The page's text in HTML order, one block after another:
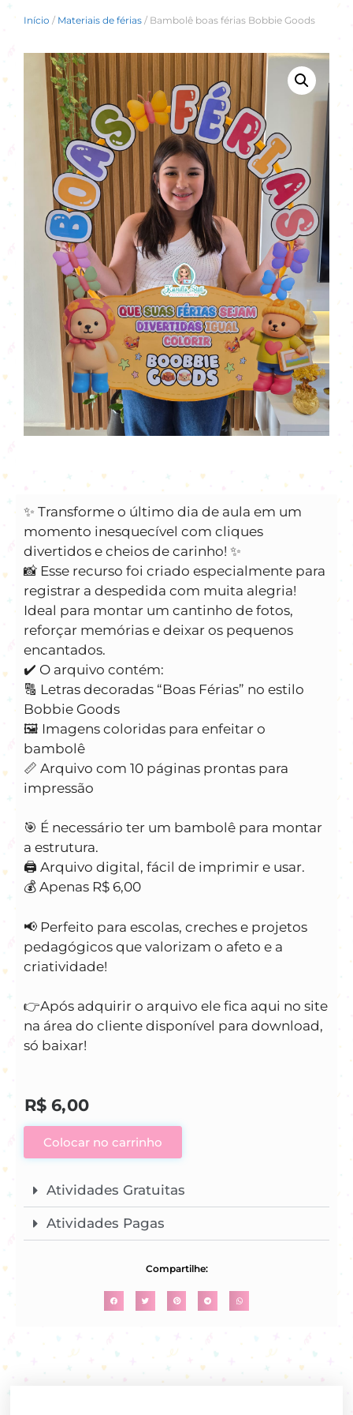
Início / Materiais de férias / Bambolê boas férias Bobbie Goods
✨ Transforme o último dia de aula em um
momento inesquecível com cliques
divertidos e cheios de carinho! ✨
📸 Esse recurso foi criado especialmente para
registrar a despedida com muita alegria!
Ideal para montar um cantinho de fotos,
reforçar memórias e deixar os pequenos
encantados.
✔️ O arquivo contém:
🔠 Letras decoradas “Boas Férias” no estilo
Bobbie Goods
🖼️ Imagens coloridas para enfeitar o
bambolê
📏 Arquivo com 10 páginas prontas para
impressão
🎯 É necessário ter um bambolê para montar
a estrutura.
🖨️ Arquivo digital, fácil de imprimir e usar.
💰 Apenas R$ 6,00
📢 Perfeito para escolas, creches e projetos
pedagógicos que valorizam o afeto e a
criatividade!
👉Após adquirir o arquivo ele fica aqui no site
na área do cliente disponível para download,
só baixar!
R$ 6,00
Colocar no carrinho
Atividades Gratuitas
Atividades Pagas
Compartilhe: